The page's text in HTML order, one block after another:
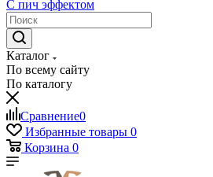
С пич эффектом
Каталог
По всему сайту
По каталогу
Сравнение0
Избранные товары 0
Корзина 0